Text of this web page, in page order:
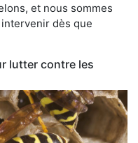
et nous sommes
dès que
lutter contre les